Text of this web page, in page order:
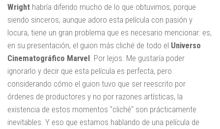
Wright habría diferido mucho de lo que obtuvimos, porque
siendo sinceros, aunque adoro esta película con pasión y
locura, tiene un gran problema que es necesario mencionar: es,
en su presentación, el guion más cliché de todo el Universo
Cinematográfico Marvel. Por lejos. Me gustaría poder
ignorarlo y decir que esta película es perfecta, pero
considerando cómo el guion tuvo que ser reescrito por
órdenes de productores y no por razones artísticas, la
existencia de estos momentos "cliché" son prácticamente
inevitables. Y eso que estamos hablando de una película de